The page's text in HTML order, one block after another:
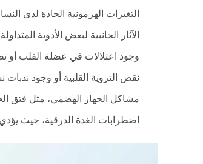
التغيرات الهرمونية الحادة لدى
الآثار الجانبية لبعض الأدوية
وجود اعتلالات في عضلة القلب أو
نقص التروية القلبية أو وجود
مشاكل الجهاز الهضمي، مثل فتق
اضطرابات الغدة الدرقية، حيث